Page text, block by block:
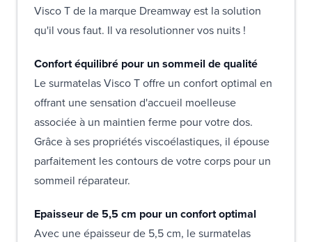
Visco T de la marque Dreamway est la solution
qu'il vous faut. Il va resolutionner vos nuits !
Confort équilibré pour un sommeil de qualité
Le surmatelas Visco T offre un confort optimal en
offrant une sensation d'accueil moelleuse
associée à un maintien ferme pour votre dos.
Grâce à ses propriétés viscoélastiques, il épouse
parfaitement les contours de votre corps pour un
sommeil réparateur.
Epaisseur de 5,5 cm pour un confort optimal
Avec une épaisseur de 5,5 cm, le surmatelas